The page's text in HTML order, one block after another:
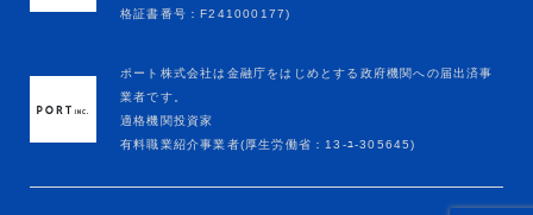
格証書番号：F241000177)
ポート株式会社は金融庁をはじめとする政府機関への届出済事
業者です。
適格機関投資家
有料職業紹介事業者(厚生労働省：13-ﾕ-305645)